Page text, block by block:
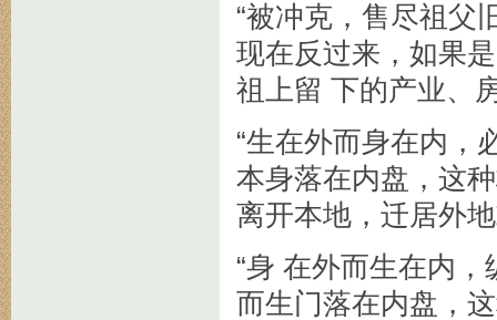
“被冲克，售尽祖父
现在反过来，如果
祖上留 下的产业、
“生在外而身在内，
本身落在内盘，这
离开本地，迁居外
“身 在外而生在内
而生门落在内盘，